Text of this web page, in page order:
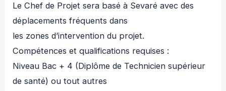
Le Chef de Projet sera basé à Sevaré avec des
déplacements fréquents dans
les zones d’intervention du projet.
Compétences et qualifications requises :
Niveau Bac + 4 (Diplôme de Technicien supérieur
de santé) ou tout autres